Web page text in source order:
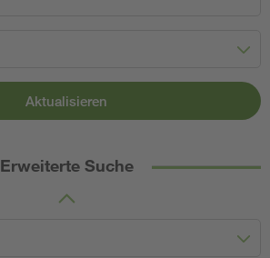
Aktualisieren
Erweiterte Suche